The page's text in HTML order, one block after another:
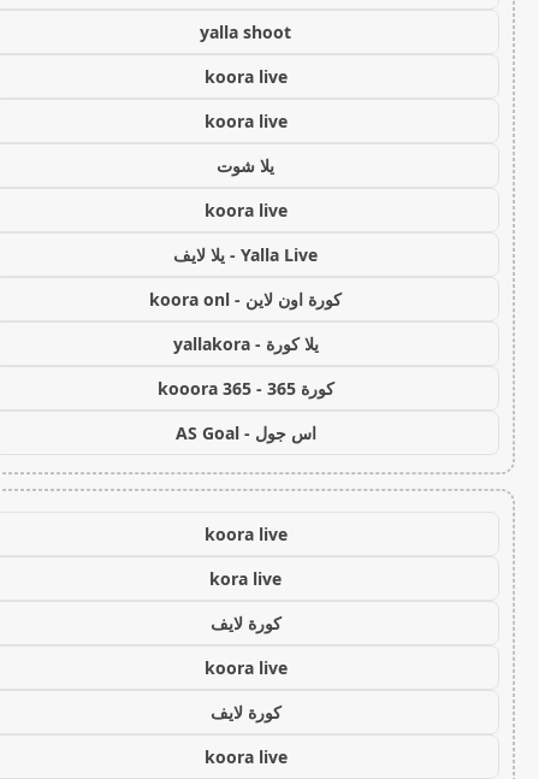
yalla shoot
koora live
koora live
يلا شوت
koora live
Yalla Live - يلا لايف
كورة اون لاين - koora onl
يلا كورة - yallakora
كورة 365 - kooora 365
اس جول - AS Goal
koora live
kora live
كورة لايف
koora live
كورة لايف
koora live